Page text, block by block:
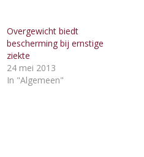
Overgewicht biedt
bescherming bij ernstige
ziekte
24 mei 2013
In "Algemeen"